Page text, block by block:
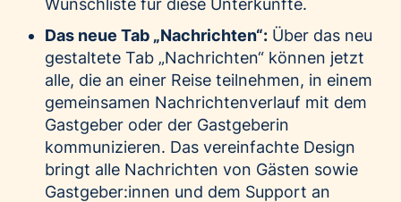
Das neue Tab „Nachrichten“: Über das neu
gestaltete Tab „Nachrichten“ können jetzt
alle, die an einer Reise teilnehmen, in einem
gemeinsamen Nachrichtenverlauf mit dem
Gastgeber oder der Gastgeberin
kommunizieren. Das vereinfachte Design
bringt alle Nachrichten von Gästen sowie
Gastgeber:innen und dem Support an